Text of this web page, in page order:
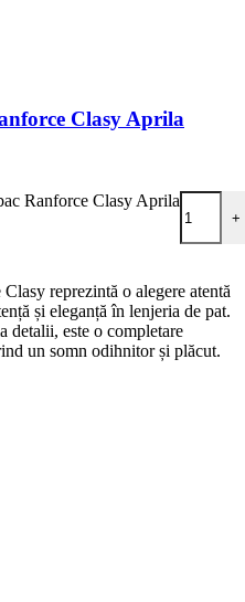
Clasy Aprila
Ranforce Clasy Aprila
+
reprezintă o alegere atentă
și eleganță în lenjeria de pat.
detalii, este o completare
un somn odihnitor și plăcut.